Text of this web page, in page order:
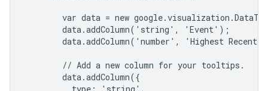
var data = new
        data.addColumn('string', 'Event');
data.addColumn('number', 'Highest Recent
        // Add a new column for your tooltips.
        data.addColumn({